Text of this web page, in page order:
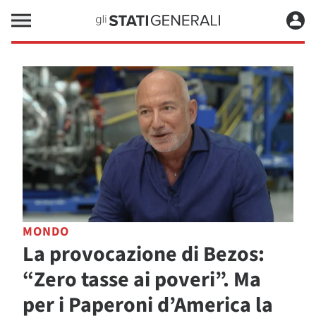
MONDO
La provocazione di Bezos:
“Zero tasse ai poveri”. Ma
per i Paperoni d’America la